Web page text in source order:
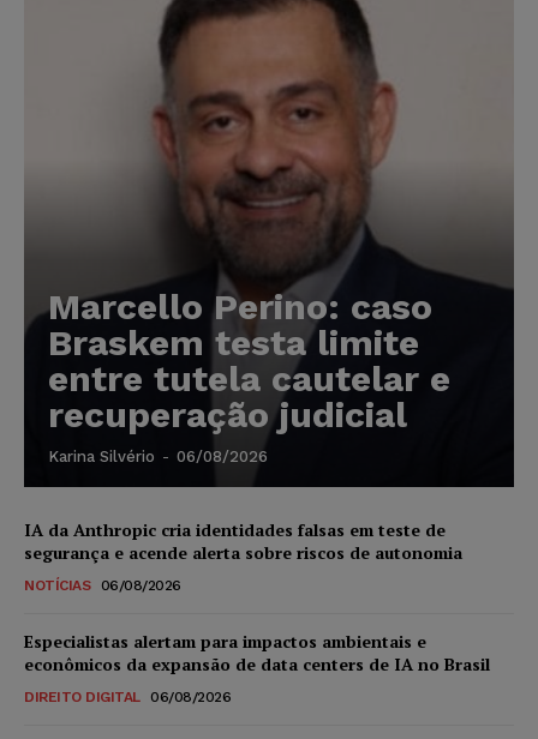
Marcello Perino: caso
Braskem testa limite
entre tutela cautelar e
recuperação judicial
Karina Silvério - 06/08/2026
IA da Anthropic cria identidades falsas em teste de
segurança e acende alerta sobre riscos de autonomia
NOTÍCIAS 06/08/2026
Especialistas alertam para impactos ambientais e
econômicos da expansão de data centers de IA no Brasil
DIREITO DIGITAL 06/08/2026